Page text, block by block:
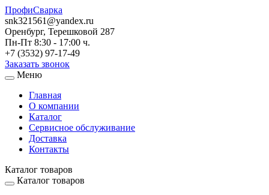
ПрофиСварка
snk321561@yandex.ru
Оренбург, Терешковой 287
Пн-Пт 8:30 - 17:00 ч.
+7 (3532) 97-17-49
Заказать звонок
Меню
Главная
О компании
Каталог
Сервисное обслуживание
Доставка
Контакты
Каталог товаров
Каталог товаров